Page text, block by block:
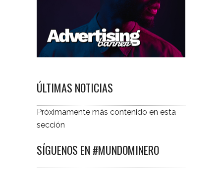
ÚLTIMAS NOTICIAS
Próximamente más contenido en esta
sección
SÍGUENOS EN #MUNDOMINERO